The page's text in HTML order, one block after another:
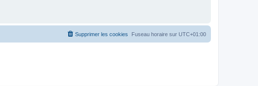
Fuseau horaire sur UTC+01:00
Supprimer les cookies